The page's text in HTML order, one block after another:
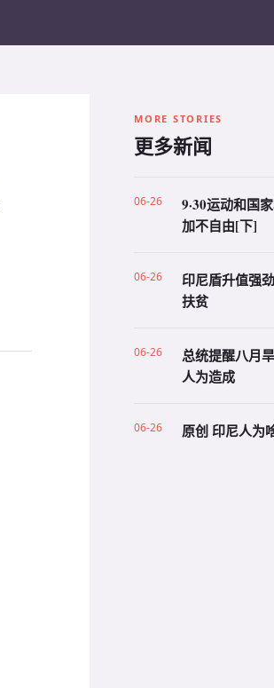
MORE STORIES
更多新闻
06-26
9·30运动和国
加不自由[下]
06-26
印尼盾升值强
扶贫
06-26
总统提醒八月
人为造成
06-26 原创 印尼人为